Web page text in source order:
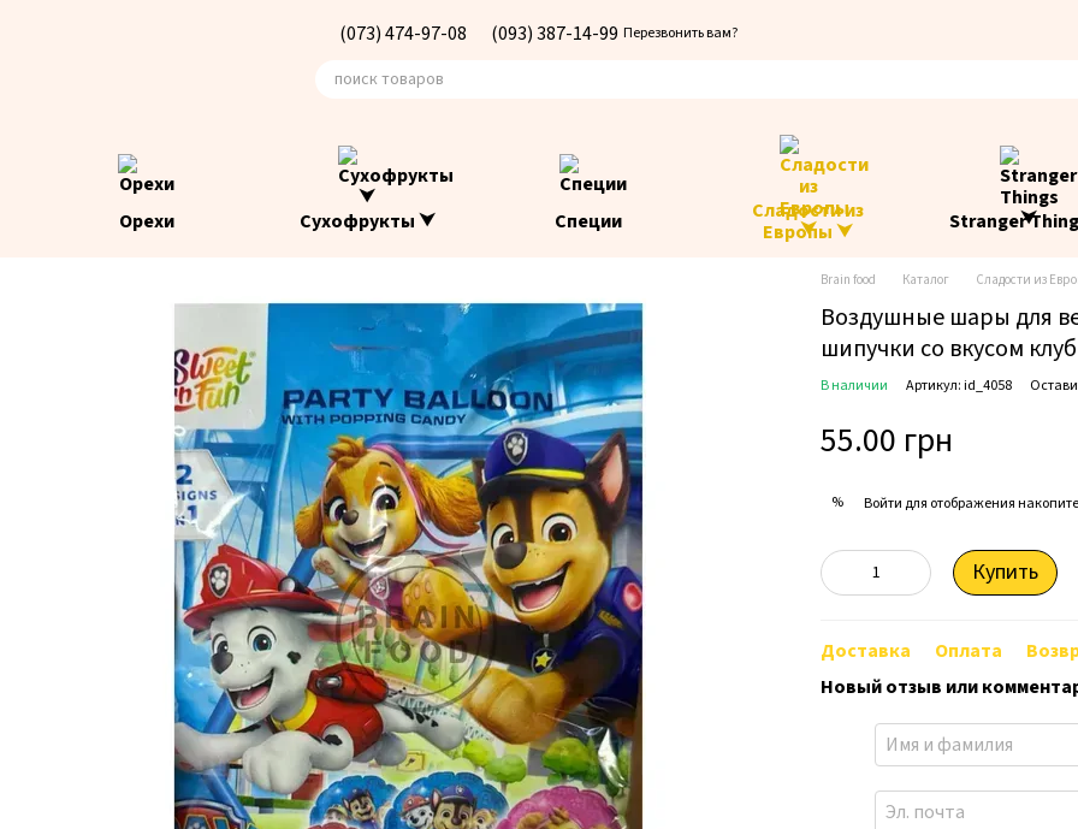
(073) 474-97-08 (093) 387-14-99 Перезвонить вам?
Орехи Сухофрукты ⮟ Специи
Сладости из
Европы ⮟
Stranger
Brain food Каталог Сладости из
Воздушные шары для
шипучки со вкусом
В наличии Артикул: id_4058
55.00 грн
% Войтидля отображения
Купить
Доставка Оплата
Новый отзыв или